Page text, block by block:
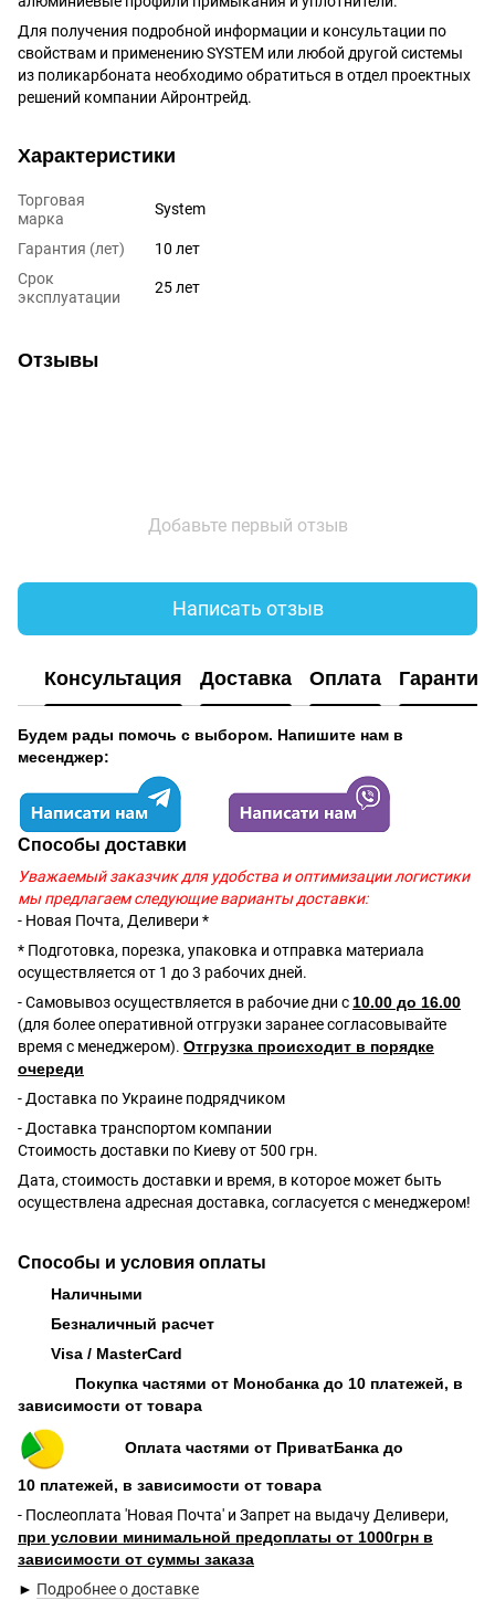
Для получения подробной информации и консультации по
свойствам и применению SYSTEM или любой другой системы
из поликарбоната необходимо обратиться в отдел проектных
решений компании Айронтрейд.
Характеристики
Торговая
марка
System
Гарантия (лет)
10 лет
Срок
эксплуатации
25 лет
Отзывы
Добавьте первый отзыв
Написать отзыв
Консультация Доставка Оплата Гарантия
Будем рады помочь с выбором. Напишите нам в
месенджер:
Способы доставки
Уважаемый заказчик для удобства и оптимизации логистики
мы предлагаем следующие варианты доставки:
- Новая Почта, Деливери *
* Подготовка, порезка, упаковка и отправка материала
осуществляется от 1 до 3 рабочих дней.
- Самовывоз осуществляется в рабочие дни с 10.00 до 16.00
(для более оперативной отгрузки заранее согласовывайте
время с менеджером). Отгрузка происходит в порядке
очереди
- Доставка по Украине подрядчиком
- Доставка транспортом компании
Стоимость доставки по Киеву от 500 грн.
Дата, стоимость доставки и время, в которое может быть
осуществлена адресная доставка, согласуется с менеджером!
Способы и условия оплаты
Наличными
Безналичный расчет
Visa / MasterCard
Покупка частями от Монобанка до 10 платежей, в
зависимости от товара
Оплата частями от ПриватБанка до
10 платежей, в зависимости от товара
- Послеоплата 'Новая Почта' и Запрет на выдачу Деливери,
при условии минимальной предоплаты от 1000грн в
зависимости от суммы заказа
► Подробнее о доставке